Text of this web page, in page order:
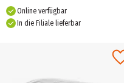
Online verfügbar
In die Filiale lieferbar